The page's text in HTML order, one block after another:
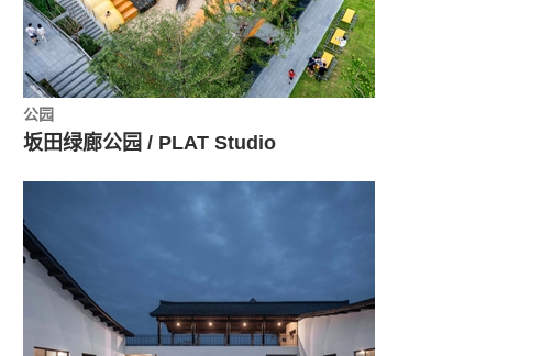
公园
坂田绿廊公园 / PLAT Studio